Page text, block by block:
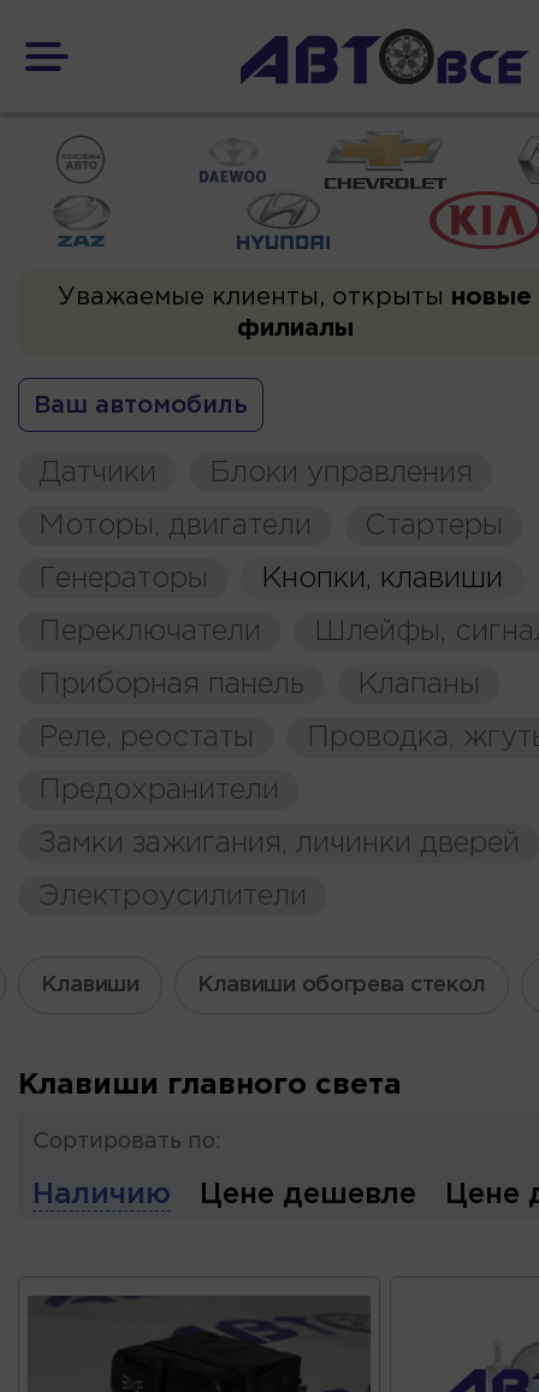
Уважаемые клиенты, открыты новые
филиалы
Ваш автомобиль
Датчики
Блоки управления
Моторы, двигатели
Стартеры
Генераторы
Кнопки, клавиши
Переключатели
Шлейфы,
Приборная панель
Клапаны
Реле, реостаты
Проводка,
Предохранители
Замки зажигания, личинки дверей
Электроусилители
Клавиши Клавиши обогрева стекол
Клавиши главного света
Сортировать по:
Наличию Цене дешевле Цене